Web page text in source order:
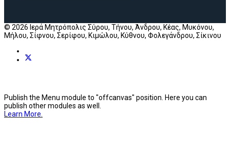
© 2026 Ιερά Μητρόπολις Σύρου, Τήνου, Άνδρου, Κέας, Μυκόνου,
Μήλου, Σίφνου, Σερίφου, Κιμώλου, Κύθνου, Φολεγάνδρου, Σίκινου
Publish the Menu module to "offcanvas" position. Here you can
publish other modules as well.
Learn More.